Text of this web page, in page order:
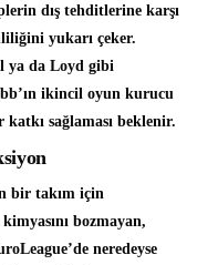
dış tehditlerine karşı
yukarı çeker.
ya da Loyd gibi
ikincil oyun kurucu
sağlaması beklenir.
bir takım için
bozmayan,
neredeyse